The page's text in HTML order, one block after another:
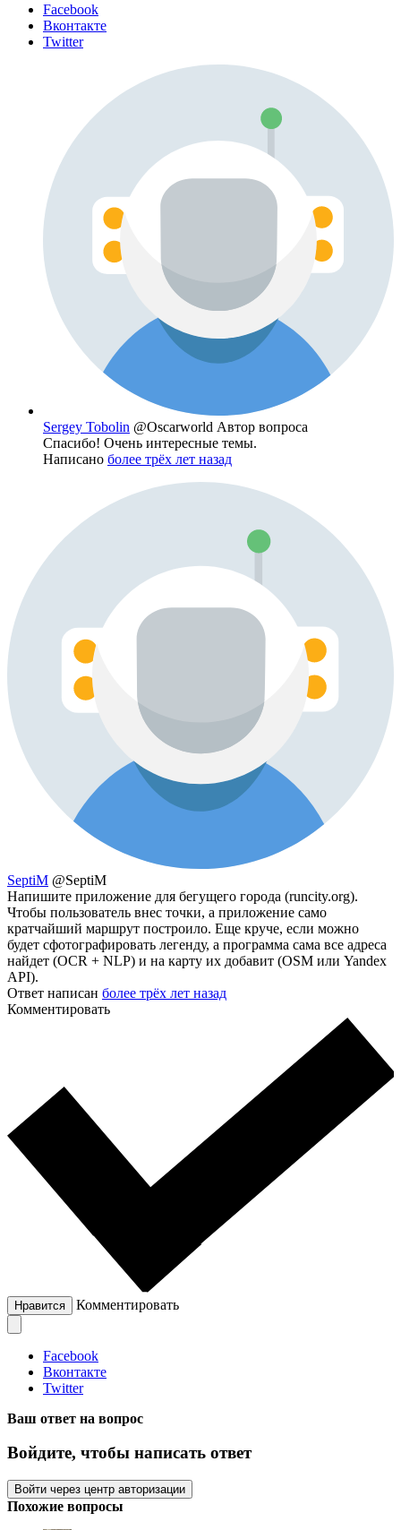
Facebook
Вконтакте
Twitter
Sergey Tobolin @Oscarworld Автор вопроса
Спасибо! Очень интересные темы.
Написано более трёх лет назад
SeptiM @SeptiM
Напишите приложение для бегущего города (runcity.org).
Чтобы пользователь внес точки, а приложение само
кратчайший маршрут построило. Еще круче, если можно
будет сфотографировать легенду, а программа сама все адреса
найдет (OCR + NLP) и на карту их добавит (OSM или Yandex
API).
Ответ написан более трёх лет назад
Комментировать
Нравится Комментировать
Facebook
Вконтакте
Twitter
Ваш ответ на вопрос
Войдите, чтобы написать ответ
Войти через центр авторизации
Похожие вопросы